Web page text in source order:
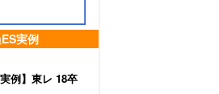
実例
例】東レ 18卒